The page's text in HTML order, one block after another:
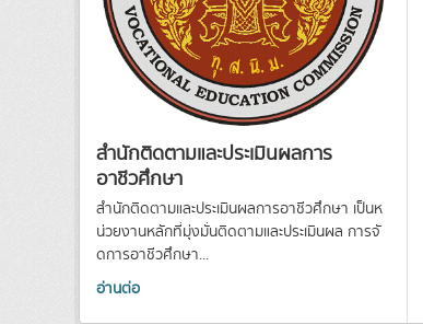
สำนักติดตามและประเมินผลการ
อาชีวศึกษา
สำนักติดตามและประเมินผลการอาชีวศึกษา เป็นห
น่วยงานหลักที่มุ่งมั่นติดตามและประเมินผล การจั
ดการอาชีวศึกษา...
อ่านต่อ